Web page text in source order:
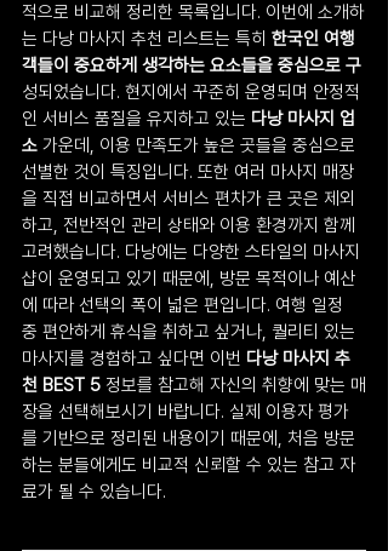
적으로 비교해 정리한 목록입니다. 이번에 소개하
는 다낭 마사지 추천 리스트는 특히 한국인 여행
객들이 중요하게 생각하는 요소들을 중심으로 구
성되었습니다. 현지에서 꾸준히 운영되며 안정적
인 서비스 품질을 유지하고 있는 다낭 마사지 업
소 가운데, 이용 만족도가 높은 곳들을 중심으로
선별한 것이 특징입니다. 또한 여러 마사지 매장
을 직접 비교하면서 서비스 편차가 큰 곳은 제외
하고, 전반적인 관리 상태와 이용 환경까지 함께
고려했습니다. 다낭에는 다양한 스타일의 마사지
샵이 운영되고 있기 때문에, 방문 목적이나 예산
에 따라 선택의 폭이 넓은 편입니다. 여행 일정
중 편안하게 휴식을 취하고 싶거나, 퀄리티 있는
마사지를 경험하고 싶다면 이번 다낭 마사지 추
천 BEST 5 정보를 참고해 자신의 취향에 맞는 매
장을 선택해보시기 바랍니다. 실제 이용자 평가
를 기반으로 정리된 내용이기 때문에, 처음 방문
하는 분들에게도 비교적 신뢰할 수 있는 참고 자
료가 될 수 있습니다.